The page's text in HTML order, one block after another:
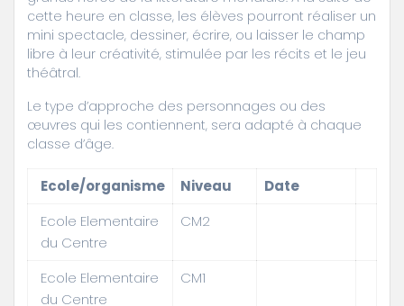
cette heure en classe, les élèves pourront réaliser un
mini spectacle, dessiner, écrire, ou laisser le champ
libre à leur créativité, stimulée par les récits et le jeu
théâtral.
Le type d’approche des personnages ou des
œuvres qui les contiennent, sera adapté à chaque
classe d’âge.
Ecole/organisme Niveau
Date
Ecole Elementaire
du Centre
CM2
Ecole Elementaire
du Centre
CM1